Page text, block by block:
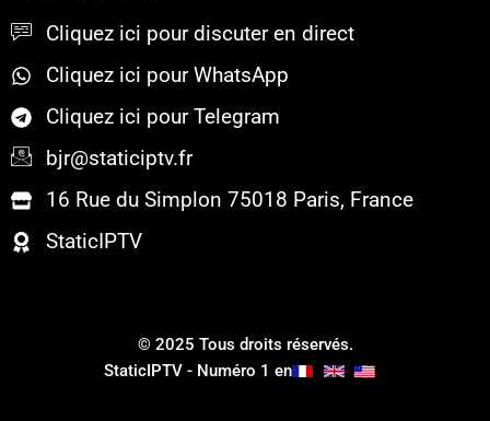
Cliquez ici pour discuter en direct
Cliquez ici pour WhatsApp
Cliquez ici pour Telegram
bjr@staticiptv.fr
16 Rue du Simplon 75018 Paris, France
StaticIPTV
© 2025 Tous droits réservés.
StaticIPTV - Numéro 1 en